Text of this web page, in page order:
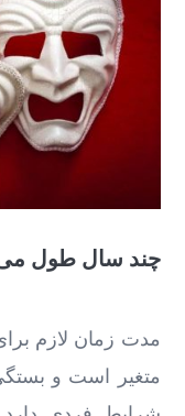
چند سال طول می
مدت زمان لازم
متغیر است و